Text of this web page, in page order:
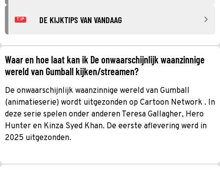
TIP DE KIJKTIPS VAN VANDAAG
Waar en hoe laat kan ik De onwaarschijnlijk waanzinnige
wereld van Gumball kijken/streamen?
De onwaarschijnlijk waanzinnige wereld van Gumball
(animatieserie) wordt uitgezonden op Cartoon Network . In
deze serie spelen onder anderen Teresa Gallagher, Hero
Hunter en Kinza Syed Khan. De eerste aflevering werd in
2025 uitgezonden.